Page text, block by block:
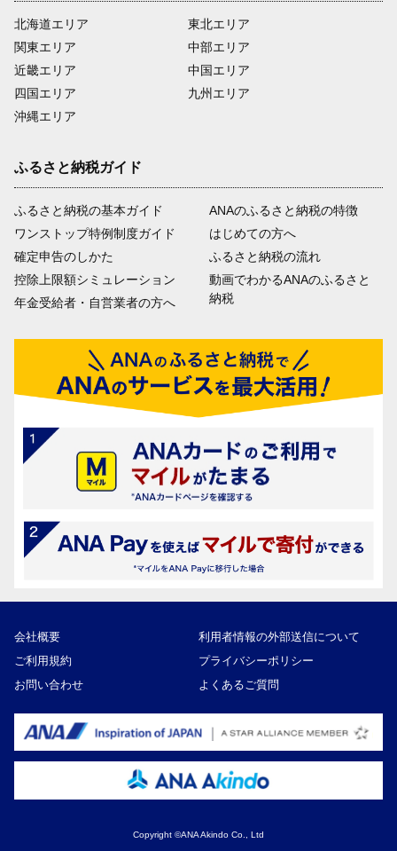
北海道エリア
関東エリア
近畿エリア
四国エリア
沖縄エリア
東北エリア
中部エリア
中国エリア
九州エリア
ふるさと納税ガイド
ふるさと納税の基本ガイド
ワンストップ特例制度ガイド
確定申告のしかた
控除上限額シミュレーション
年金受給者・自営業者の方へ
ANAのふるさと納税の特徴
はじめての方へ
ふるさと納税の流れ
動画でわかるANAのふるさと
納税
会社概要
利用者情報の外部送信について
ご利用規約
プライバシーポリシー
お問い合わせ
よくあるご質問
Copyright ©ANA Akindo Co., Ltd